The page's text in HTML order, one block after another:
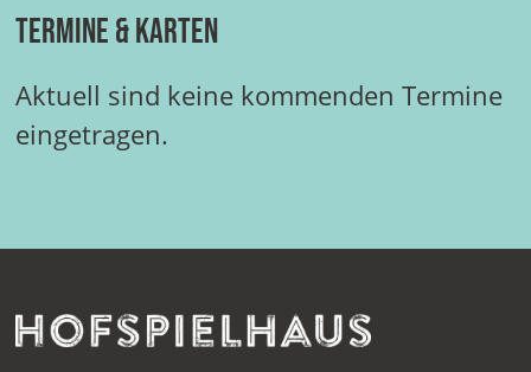
Termine & Karten
Aktuell sind keine kommenden Termine
eingetragen.